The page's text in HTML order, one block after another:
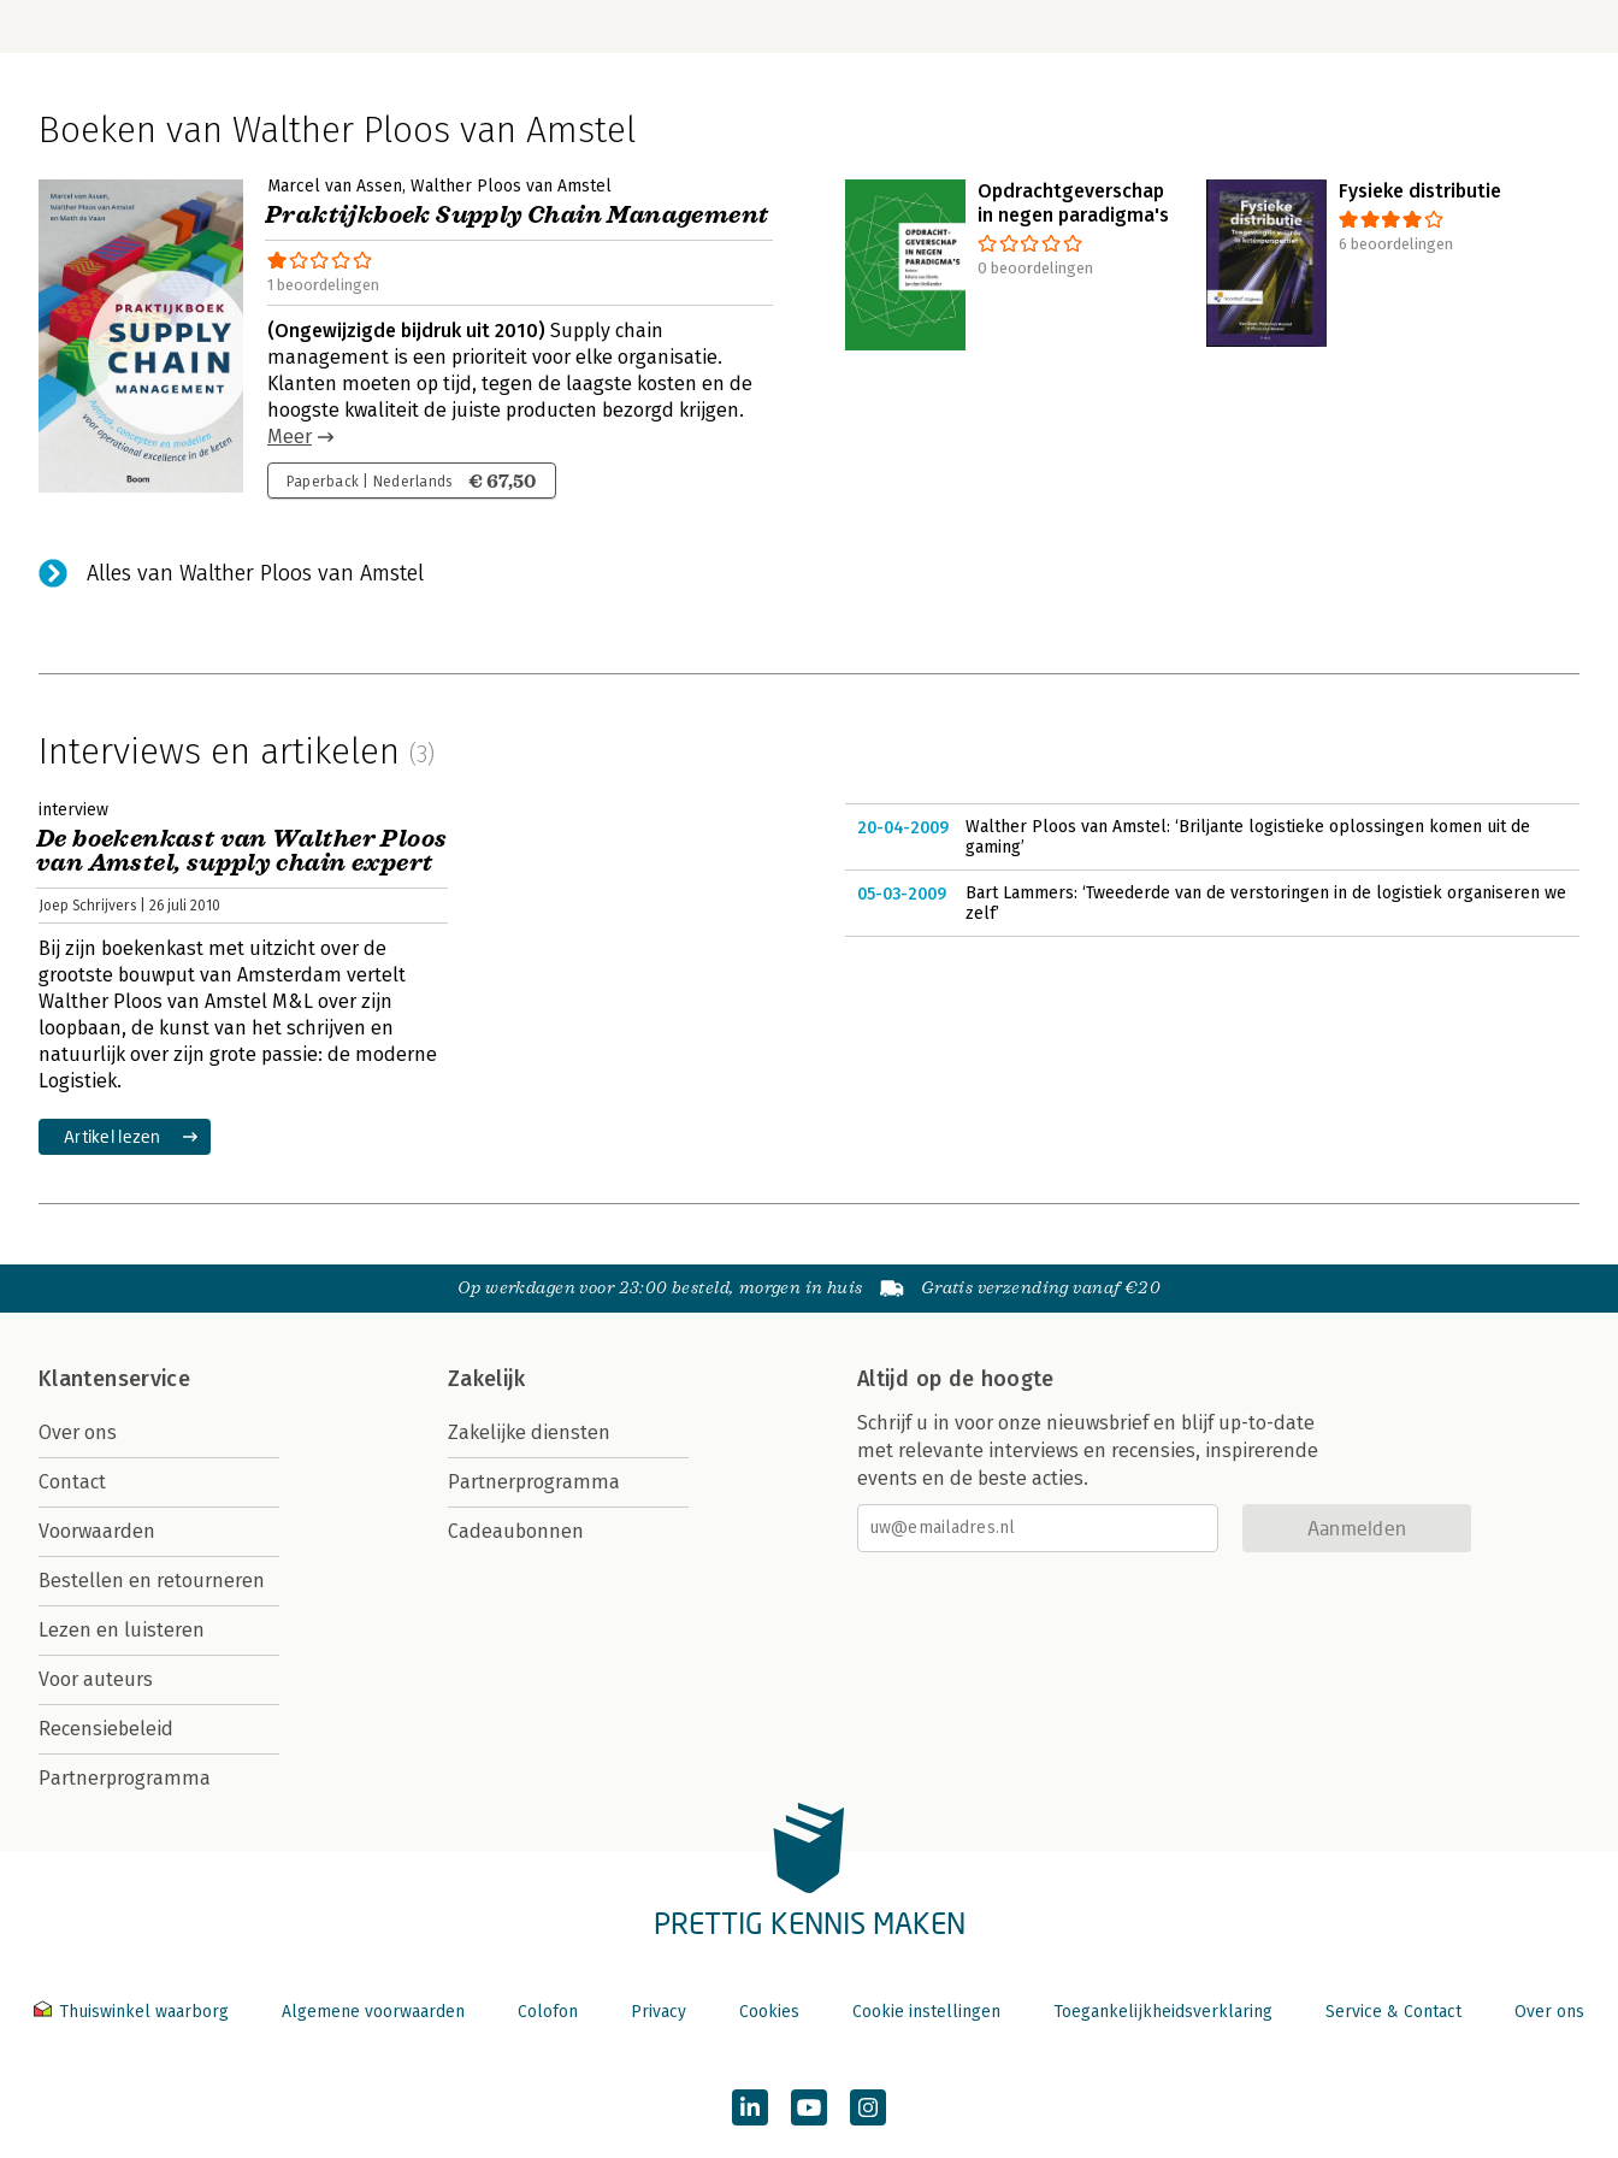
Boeken van Walther Ploos van Amstel
Marcel van Assen Walther Ploos van Amstel
Praktijkboek Supply Chain Management
1 beoordelingen
(Ongewijzigde bijdruk uit 2010) Supply chain
management is een prioriteit voor elke organisatie.
Klanten moeten op tijd, tegen de laagste kosten en de
hoogste kwaliteit de juiste producten bezorgd krijgen.
Meer
Paperback | Nederlands € 67,50
Opdrachtgeverschap
in negen paradigma's
0 beoordelingen
Fysieke distributie
6 beoordelingen
Alles van Walther Ploos van Amstel
Interviews en artikelen (3)
interview
De boekenkast van Walther Ploos
van Amstel, supply chain expert
Joep Schrijvers | 26 juli 2010
Bij zijn boekenkast met uitzicht over de
grootste bouwput van Amsterdam vertelt
Walther Ploos van Amstel M&L over zijn
loopbaan, de kunst van het schrijven en
natuurlijk over zijn grote passie: de moderne
Logistiek.
Artikel lezen
20-04-2009
Walther Ploos van Amstel: ‘Briljante logistieke oplossingen komen uit de
gaming’
05-03-2009
Bart Lammers: ‘Tweederde van de verstoringen in de logistiek organiseren we
zelf’
Op werkdagen voor 23:00 besteld, morgen in huis Gratis verzending vanaf €20
Klantenservice
Over ons
Contact
Voorwaarden
Bestellen en retourneren
Lezen en luisteren
Voor auteurs
Recensiebeleid
Partnerprogramma
Zakelijk
Zakelijke diensten
Partnerprogramma
Cadeaubonnen
Altijd op de hoogte
Schrijf u in voor onze nieuwsbrief en blijf up-to-date
met relevante interviews en recensies, inspirerende
events en de beste acties.
Aanmelden
PRETTIG KENNIS MAKEN
Thuiswinkel waarborg Algemene voorwaarden Colofon Privacy Cookies Cookie instellingen Toegankelijkheidsverklaring Service & Contact Over ons